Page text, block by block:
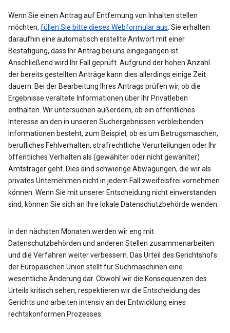
Wenn Sie einen Antrag auf Entfernung von Inhalten stellen
möchten, füllen Sie bitte dieses Webformular aus . Sie erhalten
daraufhin eine automatisch erstellte Antwort mit einer
Bestätigung, dass Ihr Antrag bei uns eingegangen ist.
Anschließend wird Ihr Fall geprüft. Aufgrund der hohen Anzahl
der bereits gestellten Anträge kann dies allerdings einige Zeit
dauern. Bei der Bearbeitung Ihres Antrags prüfen wir, ob die
Ergebnisse veraltete Informationen über Ihr Privatleben
enthalten. Wir untersuchen außerdem, ob ein öffentliches
Interesse an den in unseren Suchergebnissen verbleibenden
Informationen besteht, zum Beispiel, ob es um Betrugsmaschen,
berufliches Fehlverhalten, strafrechtliche Verurteilungen oder Ihr
öffentliches Verhalten als (gewählter oder nicht gewählter)
Amtsträger geht. Dies sind schwierige Abwägungen, die wir als
privates Unternehmen nicht in jedem Fall zweifelsfrei vornehmen
können. Wenn Sie mit unserer Entscheidung nicht einverstanden
sind, können Sie sich an Ihre lokale Datenschutzbehörde wenden.
In den nächsten Monaten werden wir eng mit
Datenschutzbehörden und anderen Stellen zusammenarbeiten
und die Verfahren weiter verbessern. Das Urteil des Gerichtshofs
der Europäischen Union stellt für Suchmaschinen eine
wesentliche Änderung dar. Obwohl wir die Konsequenzen des
Urteils kritisch sehen, respektieren wir die Entscheidung des
Gerichts und arbeiten intensiv an der Entwicklung eines
rechtskonformen Prozesses.